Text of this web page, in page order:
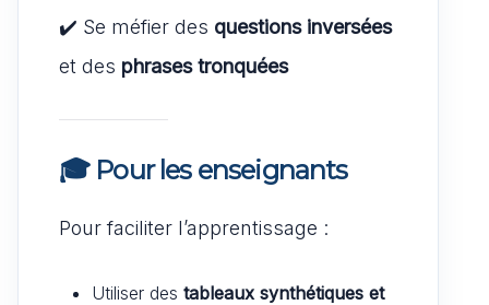
✔️ Se méfier des questions inversées
et des phrases tronquées
🎓 Pour les enseignants
Pour faciliter l’apprentissage :
Utiliser des tableaux synthétiques et